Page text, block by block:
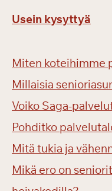
Usein kysyttyä
Miten koteihimme
Millaisia
Voiko Saga-
Pohditko
Mitä tukia ja
Mikä ero on